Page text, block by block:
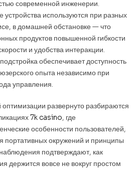
современной инженерии.
используются при разных
в домашней обстановке — что
продуктов повышенной гибкости
и удобства интеракции.
обеспечивает доступность
опыта независимо при
управления.
развернуто разбираются
7k casino, где
особенности пользователей,
портативных окружений и принципы
подтверждают, как
держится вовсе не вокруг простом